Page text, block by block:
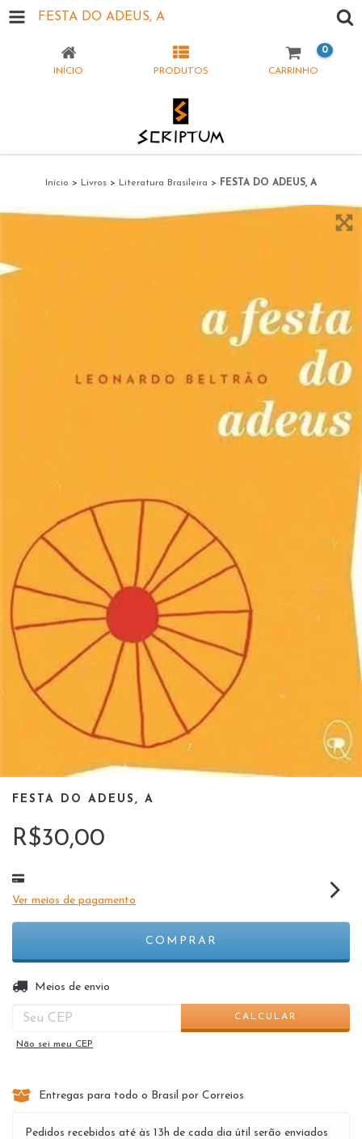
FESTA DO ADEUS, A
INÍCIO PRODUTOS CARRINHO
0
Início > Livros > Literatura Brasileira > FESTA DO ADEUS, A
FESTA DO ADEUS, A
R$30,00
Ver meios de pagamento
Entregas para o CEP:
Meios de envio
CALCULAR
Não sei meu CEP
Entregas para todo o Brasil por Correios
Pedidos recebidos até às 13h de cada dia útil serão enviados